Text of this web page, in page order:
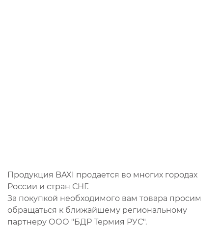
Продукция BAXI продается во многих городах
России и стран СНГ.
За покупкой необходимого вам товара просим
обращаться к ближайшему региональному
партнеру ООО "БДР Термия РУС".